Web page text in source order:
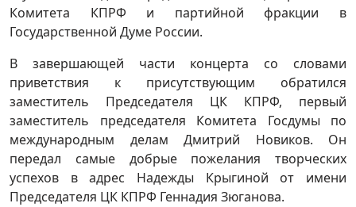
Комитета КПРФ и партийной фракции в
Государственной Думе России.
В завершающей части концерта со словами
приветствия к присутствующим обратился
заместитель Председателя ЦК КПРФ, первый
заместитель председателя Комитета Госдумы по
международным делам Дмитрий Новиков. Он
передал самые добрые пожелания творческих
успехов в адрес Надежды Крыгиной от имени
Председателя ЦК КПРФ Геннадия Зюганова.